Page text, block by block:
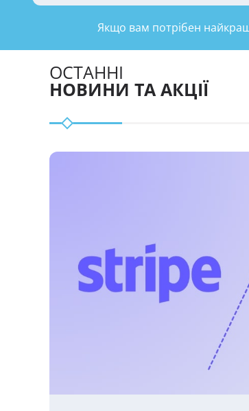
Якщо вам потрібен
ОСТАННІ
НОВИНИ ТА АКЦІЇ